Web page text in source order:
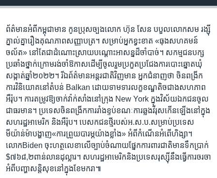
ទំព័រ​
ភាសា
ព័ត៌មាន​អំពី​កម្ពុជា​មាន កូន​ប្រុស​ច្បង​លោក ហ៊ុន សែន បបួល​លោក​សម រង្ស៊ី
ភ្នាល់​គ្នា​រឿង​គុណភាព​សញ្ញាបត្រ។ សម្រាប់​អ្នក​ខ្វះខាត «ធុងសហគមន៍
ចល័ត» នៅ​តែ​ជា​ដំណោះស្រាយ​បណ្តោះ​អាសន្ន​ដ៏​ចាំបាច់។ សកម្មជន​បក្ស​
ប្រឆាំង​ថ្នាក់​ក្រោម​រង់​ចាំ​ឱកាស​ដើម្បី​ចូលរួម​ប្រកួត​ប្រជែង​ការ​បោះឆ្នោត​ឃុំ​
សង្កាត់​ឆ្នាំ២០២២។ រី​ឯ​ព័ត៌មាន​អន្តរជាតិ​វិញ​មាន អ្នក​ជំនាញ​ថា ចិន​ពង្រីក​
ការ​វិនិយោគ​នៅ​តំបន់ Balkan ដោយ​ទាមទារ​លក្ខខណ្ឌ​តិច​ជាង​សហភាព
អឺរ៉ុប។ ការ​តម្រូវឱ្យ​ចាក់​វ៉ាក់សាំង​នៅ​ក្រុង New York ​ក្នុង​វិស័យ​ឯកជន​ចូល​
ជាធរមាន។ ប្រទេស​ចិន​ពង្រីក​ការ​រាំង​ខ្ទប់​ខណៈ​ការ​ឆ្លង​វីរុស​កើន​ឡើង​នៅ​ក្នុង​
សហរដ្ឋអាមេរិក និងអឺរ៉ុប។ បេសកជន​ថ្មី​របស់​អ.ស.ប.​សម្រាប់​ប្រទេស​
មីយ៉ាន់ម៉ា​បង្ហាញ«ការ​ព្រួយ​បារម្ភ​យ៉ាង​ខ្លាំង» អំពី​កំណើន​អំពើ​ហិង្សា។
លោកBiden ចុះ​ហត្ថលេខា​លើ​ច្បាប់​ចំណាយ​ផ្នែក​ការពារជាតិ​មាន​ទឹកប្រាក់
$៧៦៨,២ពាន់​លាន​ដុល្លារ។ សហរដ្ឋ​អាមេរិក​និង​ប្រទេសរុស្ស៊ី​នឹង​ធ្វើ​ការ​ចរចា​
អំពី​បញ្ហា​សន្តិសុខ​នៅ​ក្នុង​ខែ​មករា៕